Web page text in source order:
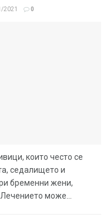
2021 0
които често се
седалището и
бременни жени,
може...